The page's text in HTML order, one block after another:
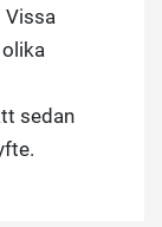
Vissa
sedan